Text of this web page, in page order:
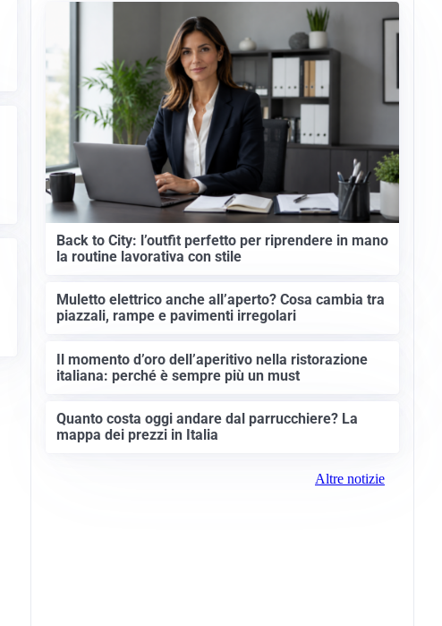
Back to City: l’outfit perfetto per riprendere in mano
la routine lavorativa con stile
Muletto elettrico anche all’aperto? Cosa cambia tra
piazzali, rampe e pavimenti irregolari
Il momento d’oro dell’aperitivo nella ristorazione
italiana: perché è sempre più un must
Quanto costa oggi andare dal parrucchiere? La
mappa dei prezzi in Italia
Altre notizie